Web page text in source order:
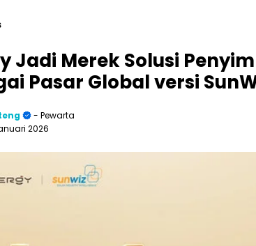
Jadi Merek Solusi
Pasar Global versi
- Pewarta
2026